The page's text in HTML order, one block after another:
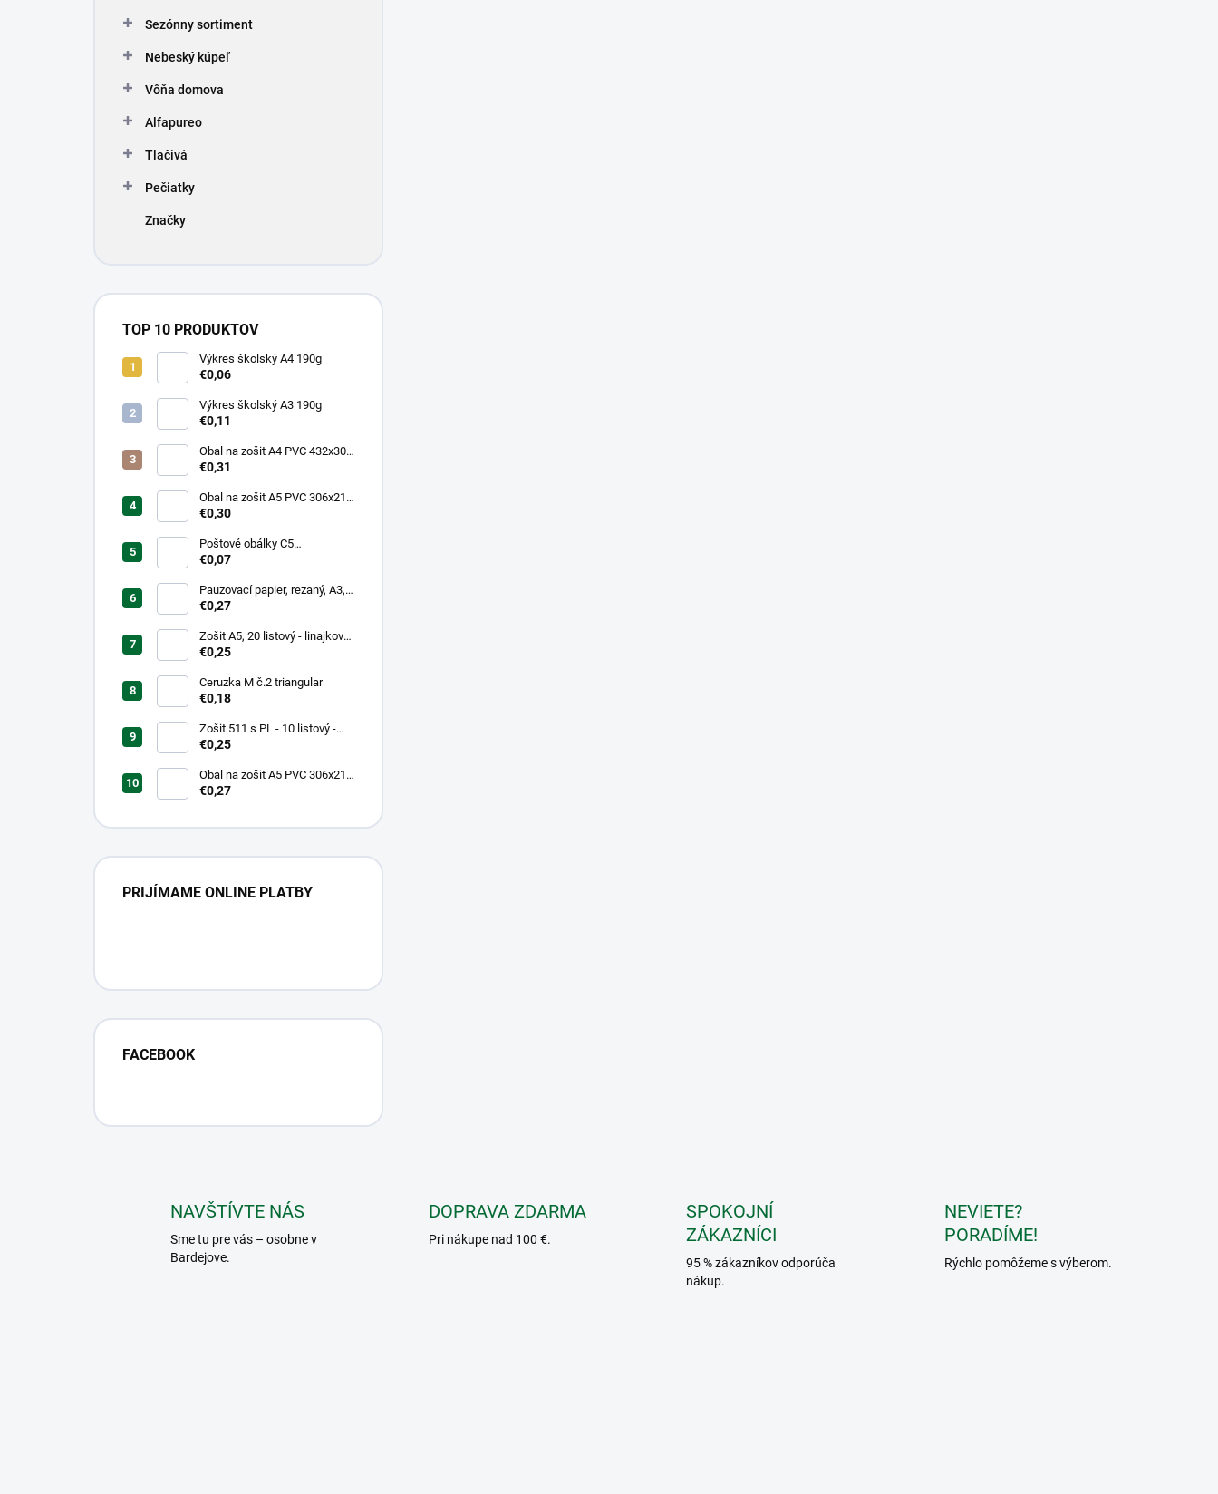
Sezónny sortiment
Nebeský kúpeľ
Vôňa domova
Alfapureo
Tlačivá
Pečiatky
Značky
TOP 10 PRODUKTOV
Výkres školský A4 190g
€0,06
Výkres školský A3 190g
€0,11
Obal na zošit A4 PVC 432x304
mm, hrubý/transparentný
€0,31
Obal na zošit A5 PVC 306x217
mm, hrubý/transparentný
€0,30
Poštové obálky C5
samolepiace
€0,07
Pauzovací papier, rezaný, A3,
XEROX
€0,27
Zošit A5, 20 listový - linajkový
523
€0,25
Ceruzka M č.2 triangular
€0,18
Zošit 511 s PL - 10 listový -
linkovaný 20 mm s pomocnou
€0,25
Obal na zošit A5 PVC 306x217
mm Neon Color -
€0,27
PRIJÍMAME ONLINE PLATBY
FACEBOOK
NAVŠTÍVTE NÁS
Sme tu pre vás – osobne v
Bardejove.
DOPRAVA ZDARMA
Pri nákupe nad 100 €.
SPOKOJNÍ
ZÁKAZNÍCI
95 % zákazníkov odporúča
nákup.
NEVIETE?
PORADÍME!
Rýchlo pomôžeme s výberom.